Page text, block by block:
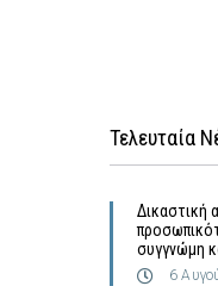
Τελευταία
Δικαστική
συγγνώμη
6